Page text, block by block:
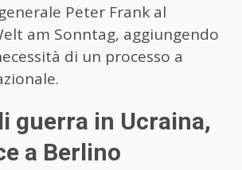
Peter Frank al
am Sonntag, aggiungendo
di un processo a
guerra in Ucraina,
a Berlino